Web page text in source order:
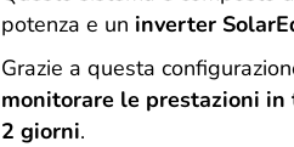
potenza e un inverter
Grazie a questa
monitorare le prestazioni in
2 giorni.